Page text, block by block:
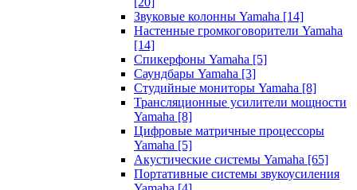
Звуковые колонны Yamaha [14]
Настенные громкоговорители Yamaha
[14]
Спикерфоны Yamaha [5]
Саундбары Yamaha [3]
Студийные мониторы Yamaha [8]
Трансляционные усилители мощности
Yamaha [8]
Цифровые матричные процессоры
Yamaha [5]
Акустические системы Yamaha [65]
Портативные системы звукоусиления